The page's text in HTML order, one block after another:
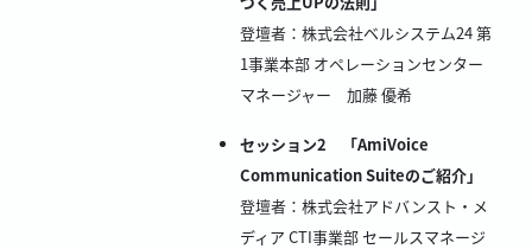
登壇者：株式会社ベルシステム24 第
1事業本部 オペレーションセンター
マネージャー 加藤 優希
セッション2 「AmiVoice
Communication Suiteのご紹介」
登壇者：株式会社アドバンスト・メ
ディア CTI事業部 セールスマネージ